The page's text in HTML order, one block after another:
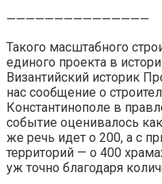
———————————————
Такого масштабного
единого проекта в
Византийский историк
нас сообщение о
Константинополе в
событие оценивалось
же речь идет о 200, а с
территорий — о 400
уж точно благодаря